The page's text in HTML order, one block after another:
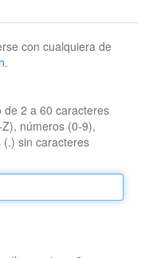
con cualquiera de
.
2 a 60 caracteres
números (0-9),
sin caracteres